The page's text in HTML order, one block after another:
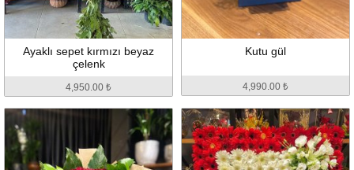
Ayaklı sepet kırmızı beyaz
çelenk
4,950.00 ₺
Kutu gül
4,990.00 ₺